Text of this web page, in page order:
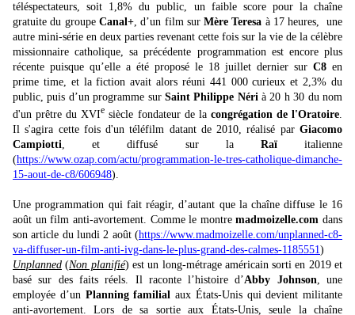
téléspectateurs, soit 1,8% du public, un faible score pour la chaîne
gratuite du groupe Canal+, d’un film surMère Teresa à 17 heures, une
autre mini-série en deux parties revenant cette fois sur la vie de la célèbre
missionnaire catholique, sa précédente programmation est encore plus
récente puisque qu’elle a été proposé le 18 juillet dernier sur C8 en
prime time, et la fiction avait alors réuni 441 000 curieux et 2,3% du
public, puis d’un programme sur Saint Philippe Nérià 20 h 30 du nom
d'un prêtre du XVIe siècle fondateur de la congrégation de l'Oratoire
Il s'agira cette fois d'un téléfilm datant de 2010, réalisé par Giacomo
Campiotti , et diffusé sur la Raïitalienne
(https://www.ozap.com/actu/programmation-le-tres-catholique-dimanche-
15-aout-de-c8/606948).
Une programmation qui fait réagir, d’autant que la chaîne diffuse le 16
août un film anti-avortement. Comme le montremadmoizelle.com dans
son article du lundi 2 août (https://www.madmoizelle.com/unplanned-c8-
va-diffuser-un-film-anti-ivg-dans-le-plus-grand-des-calmes-1185551)
Unplanned (Non planifié) est un long-métrage américain sorti en 2019 et
basé sur des faits réels. Il raconte l’histoire d’Abby Johnson , une
employée d’un Planning familial aux États-Unis qui devient militante
anti-avortement. Lors de sa sortie aux États-Unis, seule la chaîne